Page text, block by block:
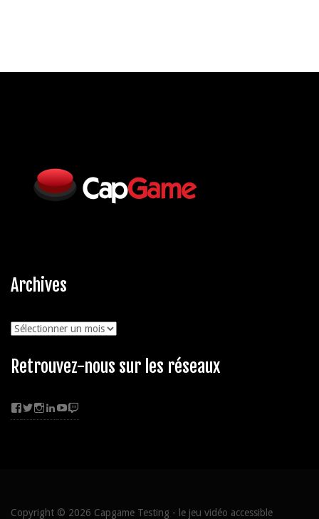
Archives
Archives
Retrouvez-nous sur les réseaux
Facebook
Twitter
Instagram
LinkedIn
YouTube
Copyright © 2026 Capgame Testing - le jeu vidéo accessible